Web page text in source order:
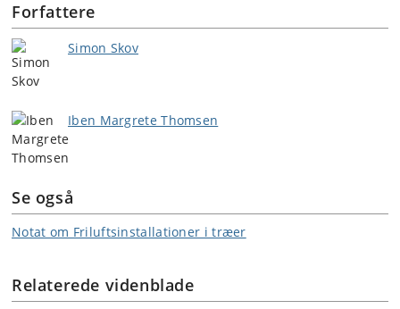
Forfattere
Simon Skov
Iben Margrete Thomsen
Se også
Notat om Friluftsinstallationer i træer
Relaterede videnblade